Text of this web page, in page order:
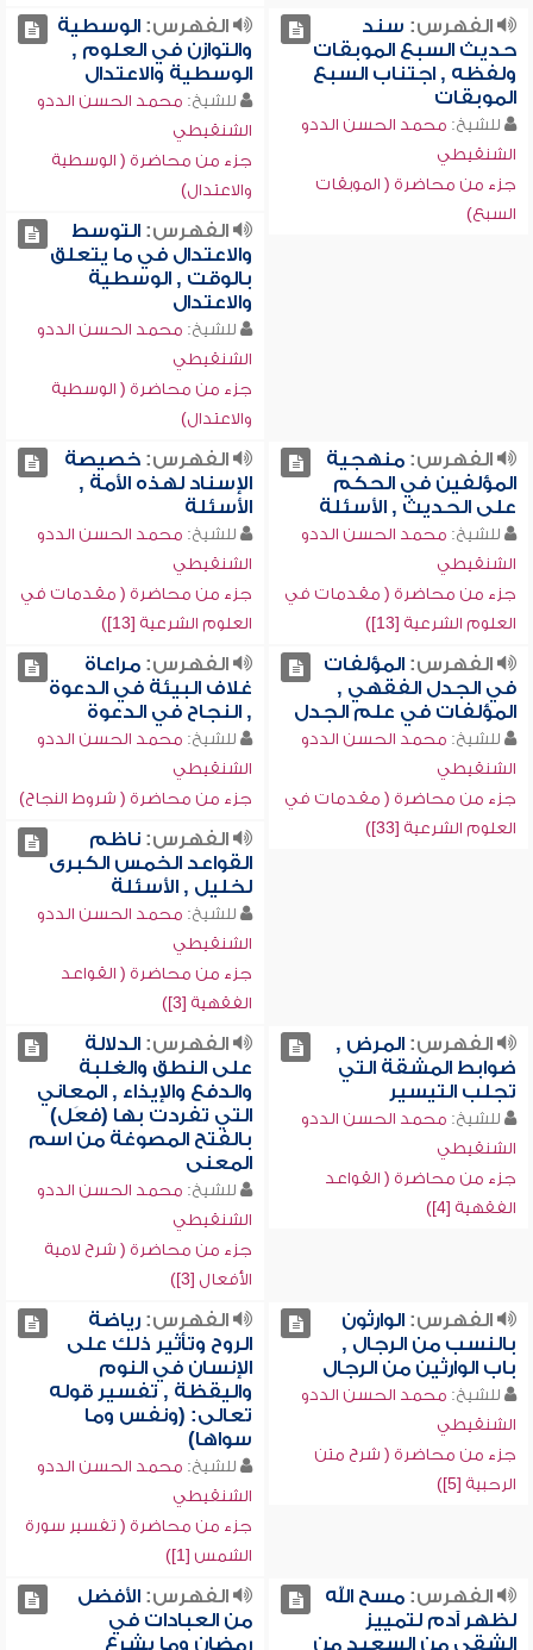
الفهرس: سند
حديث السبع الموبقات
ولفظه , اجتناب السبع
الموبقات
للشيخ: محمد الحسن الددو
الشنقيطي
جزء من محاضرة ( الموبقات
السبع)
الفهرس:الوسطية
والتوازن في العلوم ,
الوسطية والاعتدال
للشيخ: محمد الحسن الددو
الشنقيطي
جزء من محاضرة ( الوسطية
والاعتدال)
الفهرس:التوسط
والاعتدال في ما يتعلق
بالوقت , الوسطية
والاعتدال
للشيخ: محمد الحسن الددو
الشنقيطي
جزء من محاضرة ( الوسطية
والاعتدال)
الفهرس:منهجية
المؤلفين في الحكم
على الحديث , الأسئلة
للشيخ: محمد الحسن الددو
الشنقيطي
جزء من محاضرة ( مقدمات في
العلوم الشرعية [13])
الفهرس:خصيصة
الإسناد لهذه الأمة ,
الأسئلة
للشيخ: محمد الحسن الددو
الشنقيطي
جزء من محاضرة ( مقدمات في
العلوم الشرعية [13])
الفهرس:المؤلفات
في الجدل الفقهي ,
المؤلفات في علم الجدل
للشيخ: محمد الحسن الددو
الشنقيطي
جزء من محاضرة ( مقدمات في
العلوم الشرعية [33])
الفهرس:مراعاة
غلاف البيئة في الدعوة
, النجاح في الدعوة
للشيخ: محمد الحسن الددو
الشنقيطي
جزء من محاضرة ( شروط النجاح)
الفهرس:ناظم
القواعد الخمس الكبرى
لخليل , الأسئلة
للشيخ: محمد الحسن الددو
الشنقيطي
جزء من محاضرة ( القواعد
الفقهية [3])
الفهرس:المرض ,
ضوابط المشقة التي
تجلب التيسير
للشيخ: محمد الحسن الددو
الشنقيطي
جزء من محاضرة ( القواعد
الفقهية [4])
الفهرس:الدلالة
على النطق والغلبة
والدفع والإيذاء , المعاني
التي تفردت بها (فعَل)
بالفتح المصوغة من اسم
المعنى
للشيخ: محمد الحسن الددو
الشنقيطي
جزء من محاضرة ( شرح لامية
الأفعال [3])
الفهرس:الوارثون
بالنسب من الرجال ,
باب الوارثين من الرجال
للشيخ: محمد الحسن الددو
الشنقيطي
جزء من محاضرة ( شرح متن
الرحبية [5])
الفهرس:رياضة
الروح وتأثير ذلك على
الإنسان في النوم
واليقظة , تفسير قوله
تعالى: (ونفس وما
سواها)
للشيخ: محمد الحسن الددو
الشنقيطي
جزء من محاضرة ( تفسير سورة
الشمس [1])
الفهرس:مسح الله
لظهر آدم لتمييز
الشقي من السعيد من
الفهرس:الأفضل
من العبادات في
رمضان وما يشرع